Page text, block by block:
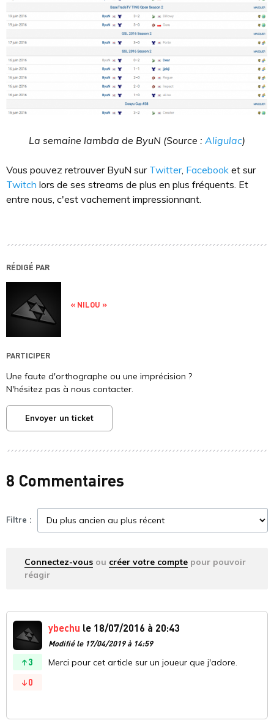
La semaine lambda de ByuN (Source : Aligulac)
Vous pouvez retrouver ByuN sur Twitter, Facebook et sur
Twitch lors de ses streams de plus en plus fréquents. Et
entre nous, c'est vachement impressionnant.
RÉDIGÉ PAR
« NILOU »
PARTICIPER
Une faute d'orthographe ou une imprécision ?
N'hésitez pas à nous contacter.
Envoyer un ticket
8 Commentaires
Filtre :
Connectez-vous ou créer votre compte pour pouvoir
réagir
3
0
ybechu le 18/07/2016 à 20:43
Modifié le 17/04/2019 à 14:59
Merci pour cet article sur un joueur que j'adore.